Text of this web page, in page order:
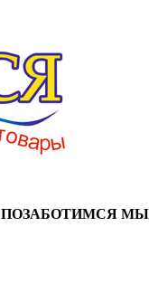
ПОЗАБОТИМСЯ МЫ